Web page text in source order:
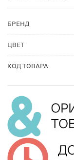
БРЕНД
ЦВЕТ
КОД ТОВАРА